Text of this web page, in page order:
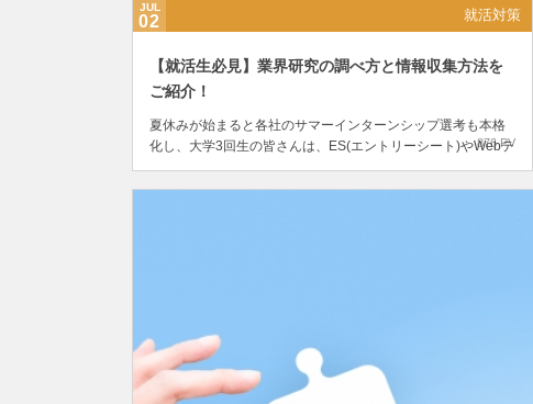
JUL
02 就活対策
【就活生必見】業界研究の調べ方と情報収集方法を
ご紹介！
夏休みが始まると各社のサマーインターンシップ選考も本格
化し、大学3回生の皆さんは、ES(エントリーシート)やWebテ
スト対策、グループディスカッション、面接など忙しい日々
を送ることになるのではないでしょうか。 就活が始ま...
876 PV